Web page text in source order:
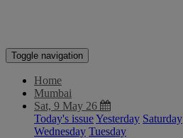
Toggle navigation
Home
Mumbai
Sat, 9 May 26
Today's issueYesterday Saturday
Wednesday Tuesday